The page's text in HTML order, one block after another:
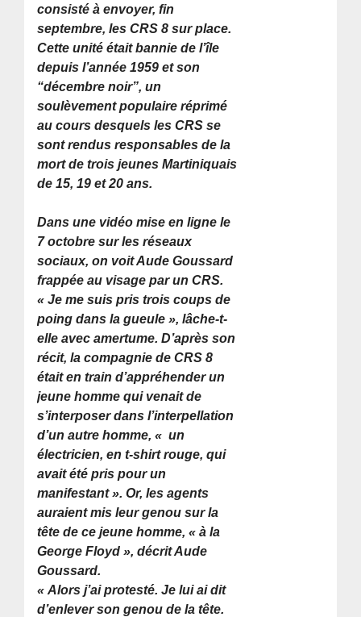
consisté à envoyer, fin
septembre, les CRS 8 sur place.
Cette unité était bannie de l’île
depuis l’année 1959 et son
“décembre noir”, un
soulèvement populaire réprimé
au cours desquels les CRS se
sont rendus responsables de la
mort de trois jeunes Martiniquais
de 15, 19 et 20 ans.
Dans une vidéo mise en ligne le
7 octobre sur les réseaux
sociaux, on voit Aude Goussard
frappée au visage par un CRS.
« Je me suis pris trois coups de
poing dans la gueule », lâche-t-
elle avec amertume. D’après son
récit, la compagnie de CRS 8
était en train d’appréhender un
jeune homme qui venait de
s’interposer dans l’interpellation
d’un autre homme, « un
électricien, en t-shirt rouge, qui
avait été pris pour un
manifestant ». Or, les agents
auraient mis leur genou sur la
tête de ce jeune homme,« à la
George Floyd », décrit Aude
Goussard.
« Alors j’ai protesté. Je lui ai dit
d’enlever son genou de la tête.